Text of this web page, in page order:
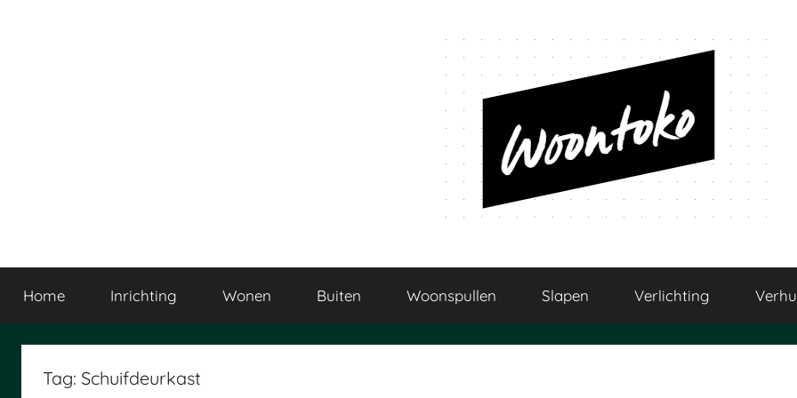
Woontoko
over
wonen
Home Inrichting Wonen Buiten Woonspullen Slapen Verlichting
Tag: Schuifdeurkast